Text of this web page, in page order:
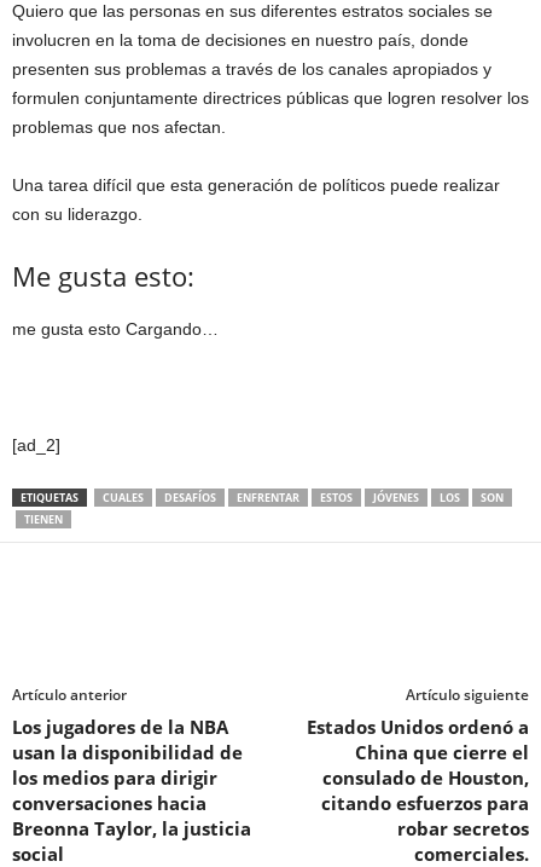
Quiero que las personas en sus diferentes estratos sociales se
involucren en la toma de decisiones en nuestro país, donde
presenten sus problemas a través de los canales apropiados y
formulen conjuntamente directrices públicas que logren resolver los
problemas que nos afectan.
Una tarea difícil que esta generación de políticos puede realizar
con su liderazgo.
Me gusta esto:
me gusta esto Cargando…
[ad_2]
ETIQUETAS CUALES DESAFÍOS ENFRENTAR ESTOS JÓVENES LOS
SON
TIENEN
Artículo anterior
Los jugadores de la NBA
usan la disponibilidad de
los medios para dirigir
conversaciones hacia
Breonna Taylor, la justicia
social
Artículo siguiente
Estados Unidos ordenó a
China que cierre el
consulado de Houston,
citando esfuerzos para
robar secretos
comerciales.